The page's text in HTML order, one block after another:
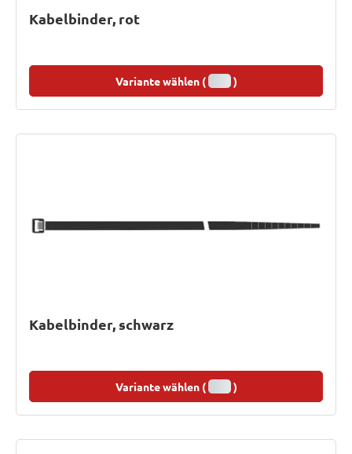
Kabelbinder, rot
Variante wählen ( )
Kabelbinder, schwarz
Variante wählen ( )